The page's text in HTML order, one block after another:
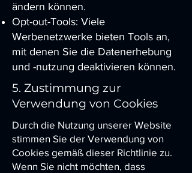
ändern können.
Opt-out-Tools: Viele
Werbenetzwerke bieten Tools an,
mit denen Sie die Datenerhebung
und -nutzung deaktivieren können.
5. Zustimmung zur
Verwendung von Cookies
Durch die Nutzung unserer Website
stimmen Sie der Verwendung von
Cookies gemäß dieser Richtlinie zu.
Wenn Sie nicht möchten, dass